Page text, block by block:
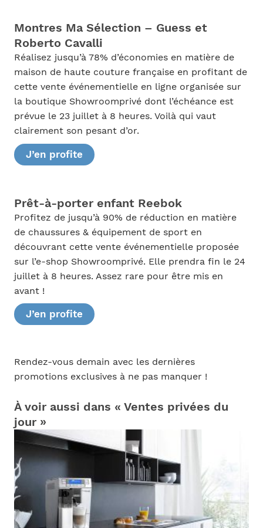
Montres Ma Sélection – Guess et
Roberto Cavalli
Réalisez jusqu’à 78% d’économies en matière de
maison de haute couture française en profitant de
cette vente événementielle en ligne organisée sur
la boutique Showroomprivé dont l’échéance est
prévue le 23 juillet à 8 heures. Voilà qui vaut
clairement son pesant d’or.
J’en profite
Prêt-à-porter enfant Reebok
Profitez de jusqu’à 90% de réduction en matière
de chaussures & équipement de sport en
découvrant cette vente événementielle proposée
sur l’e-shop Showroomprivé. Elle prendra fin le 24
juillet à 8 heures. Assez rare pour être mis en
avant !
J’en profite
Rendez-vous demain avec les dernières
promotions exclusives à ne pas manquer !
À voir aussi dans « Ventes privées du
jour »